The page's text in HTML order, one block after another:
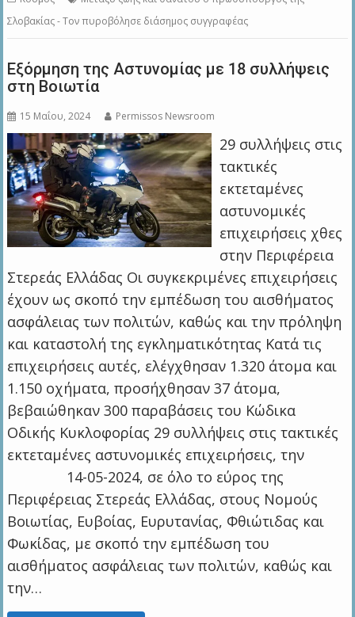
Σλοβακίας - Τον πυροβόλησε διάσημος συγγραφέας
Εξόρμηση της Αστυνομίας με 18 συλλήψεις
στη Βοιωτία
15 Μαΐου, 2024 Permissos Newsroom
29 συλλήψεις στις
τακτικές
εκτεταμένες
αστυνομικές
επιχειρήσεις χθες
στην Περιφέρεια
Στερεάς Ελλάδας Οι συγκεκριμένες επιχειρήσεις
έχουν ως σκοπό την εμπέδωση του αισθήματος
ασφάλειας των πολιτών, καθώς και την πρόληψη
και καταστολή της εγκληματικότητας Κατά τις
επιχειρήσεις αυτές, ελέγχθησαν 1.320 άτομα και
1.150 οχήματα, προσήχθησαν 37 άτομα,
βεβαιώθηκαν 300 παραβάσεις του Κώδικα
Οδικής Κυκλοφορίας 29 συλλήψεις στις τακτικές
εκτεταμένες αστυνομικές επιχειρήσεις, την
14-05-2024, σε όλο το εύρος της
Περιφέρειας Στερεάς Ελλάδας, στους Νομούς
Βοιωτίας, Ευβοίας, Ευρυτανίας, Φθιώτιδας και
Φωκίδας, με σκοπό την εμπέδωση του
αισθήματος ασφάλειας των πολιτών, καθώς και
την…